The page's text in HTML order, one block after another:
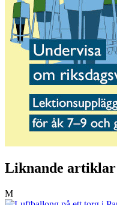
Liknande artiklar
M